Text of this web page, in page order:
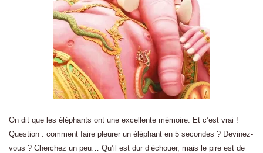
On dit que les éléphants ont une excellente mémoire. Et c’est vrai !
Question : comment faire pleurer un éléphant en 5 secondes ? Devinez-
vous ? Cherchez un peu… Qu’il est dur d’échouer, mais le pire est de